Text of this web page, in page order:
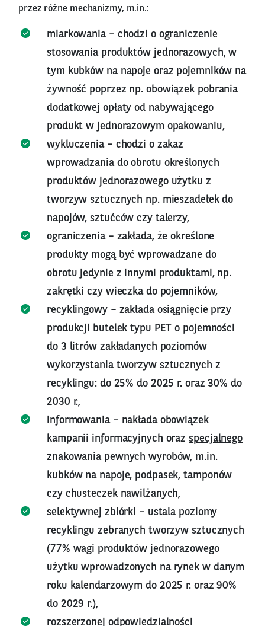
przez różne mechanizmy, m.in.:
miarkowania – chodzi o ograniczenie
stosowania produktów jednorazowych, w
tym kubków na napoje oraz pojemników na
żywność poprzez np. obowiązek pobrania
dodatkowej opłaty od nabywającego
produkt w jednorazowym opakowaniu,
wykluczenia – chodzi o zakaz
wprowadzania do obrotu określonych
produktów jednorazowego użytku z
tworzyw sztucznych np. mieszadełek do
napojów, sztućców czy talerzy,
ograniczenia – zakłada, że określone
produkty mogą być wprowadzane do
obrotu jedynie z innymi produktami, np.
zakrętki czy wieczka do pojemników,
recyklingowy – zakłada osiągnięcie przy
produkcji butelek typu PET o pojemności
do 3 litrów zakładanych poziomów
wykorzystania tworzyw sztucznych z
recyklingu: do 25% do 2025 r. oraz 30% do
2030 r.,
informowania – nakłada obowiązek
kampanii informacyjnych orazspecjalnego
znakowania pewnych wyrobów, m.in.
kubków na napoje, podpasek, tamponów
czy chusteczek nawilżanych,
selektywnej zbiórki – ustala poziomy
recyklingu zebranych tworzyw sztucznych
(77% wagi produktów jednorazowego
użytku wprowadzonych na rynek w danym
roku kalendarzowym do 2025 r. oraz 90%
do 2029 r.),
rozszerzonej odpowiedzialności